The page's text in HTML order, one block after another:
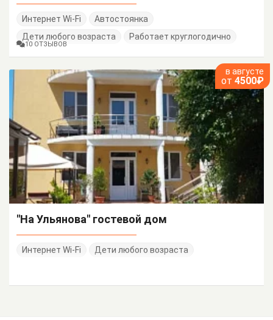
Интернет Wi-Fi
Автостоянка
Дети любого возраста
Работает круглогодично
10 ОТЗЫВОВ
в августе
от 4500₽
"На Ульянова" гостевой дом
Интернет Wi-Fi Дети любого возраста